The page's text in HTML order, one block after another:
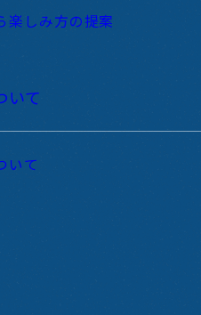
楽しみ方の提案
いて
いて